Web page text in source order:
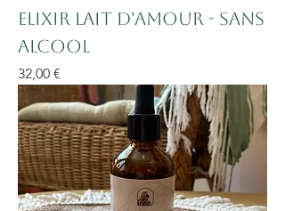
Elixir Lait d'amour - sans
alcool
Prix
32,00 €